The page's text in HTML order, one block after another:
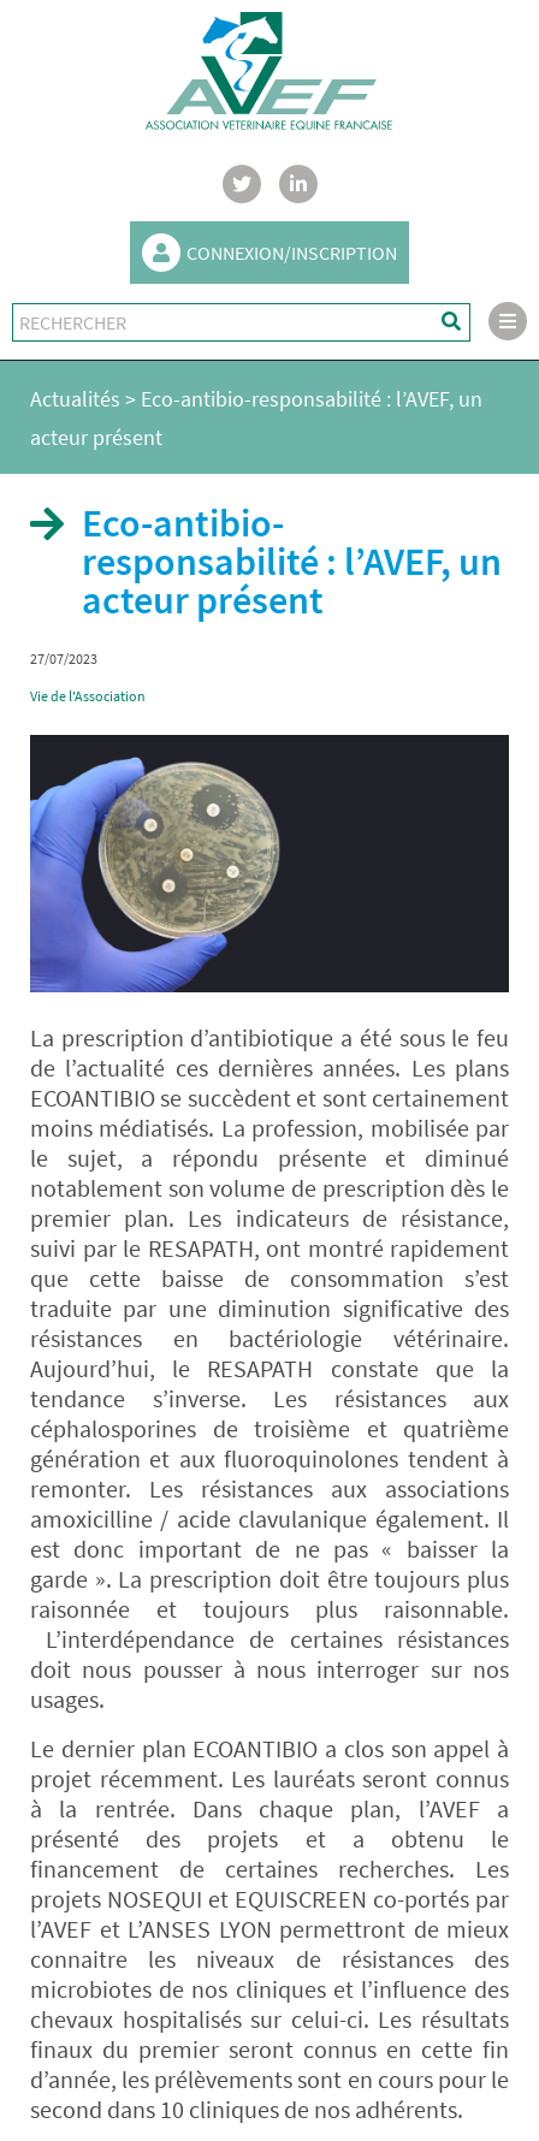
CONNEXION/INSCRIPTION
Actualités > Eco-antibio-responsabilité : l’AVEF, un
acteur présent
Eco-antibio-
responsabilité : l’AVEF, un
acteur présent
27/07/2023
Vie de l'Association
La prescription d’antibiotique a été sous le feu
de l’actualité ces dernières années. Les plans
ECOANTIBIO se succèdent et sont certainement
moins médiatisés. La profession, mobilisée par
le sujet, a répondu présente et diminué
notablement son volume de prescription dès le
premier plan. Les indicateurs de résistance,
suivi par le RESAPATH, ont montré rapidement
que cette baisse de consommation s’est
traduite par une diminution significative des
résistances en bactériologie vétérinaire.
Aujourd’hui, le RESAPATH constate que la
tendance s’inverse. Les résistances aux
céphalosporines de troisième et quatrième
génération et aux fluoroquinolones tendent à
remonter. Les résistances aux associations
amoxicilline / acide clavulanique également. Il
est donc important de ne pas « baisser la
garde ». La prescription doit être toujours plus
raisonnée et toujours plus raisonnable.
L’interdépendance de certaines résistances
doit nous pousser à nous interroger sur nos
usages.
Le dernier plan ECOANTIBIO a clos son appel à
projet récemment. Les lauréats seront connus
à la rentrée. Dans chaque plan, l’AVEF a
présenté des projets et a obtenu le
financement de certaines recherches. Les
projets NOSEQUI et EQUISCREEN co-portés par
l’AVEF et L’ANSES LYON permettront de mieux
connaitre les niveaux de résistances des
microbiotes de nos cliniques et l’influence des
chevaux hospitalisés sur celui-ci. Les résultats
finaux du premier seront connus en cette fin
d’année, les prélèvements sont en cours pour le
second dans 10 cliniques de nos adhérents.